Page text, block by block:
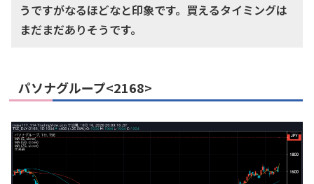
うですがなるほどなと印象です。買えるタイミングは
まだまだありそうです。
パソナグループ<2168>